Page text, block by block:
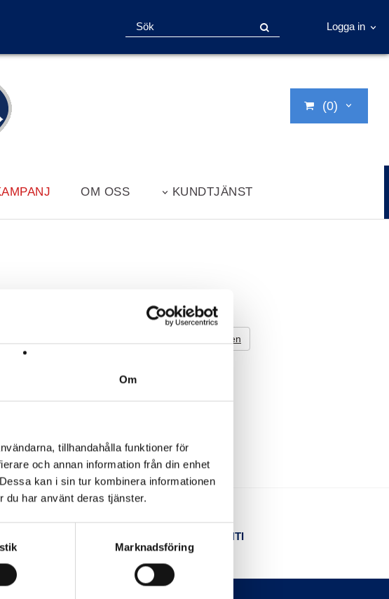
Om
tillhandahålla funktioner för
och annan information från din enhet
kan i sin tur kombinera informationen
du har använt deras tjänster.
Marknadsföring
Logga in
(0)
OM OSS KUNDTJÄNST
Till Toppen
NÖJD KUND-GARANTI